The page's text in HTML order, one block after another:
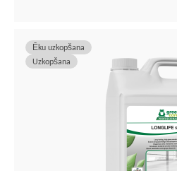
Ēku uzkopšana
Uzkopšana